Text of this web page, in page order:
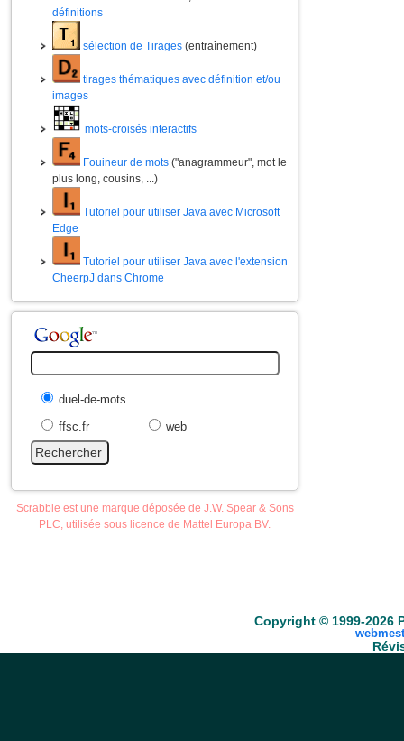
définitions
sélection de Tirages (entraînement)
tirages thématiques avec définition et/ou
images
mots-croisés interactifs
Fouineur de mots ("anagrammeur", mot le
plus long, cousins, ...)
Tutoriel pour utiliser Java avec Microsoft
Edge
Tutoriel pour utiliser Java avec l'extension
CheerpJ dans Chrome
duel-de-mots
ffsc.fr
web
Scrabble est une marque déposée de J.W. Spear & Sons
PLC, utilisée sous licence de Mattel Europa BV.
Copyright © 1999-2026